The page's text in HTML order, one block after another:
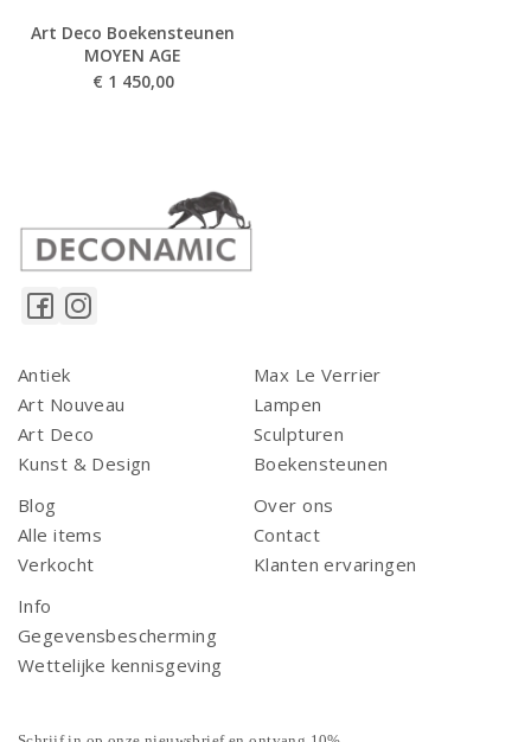
Art Deco Boekensteunen
MOYEN AGE
€ 1 450,00
Antiek
Art Nouveau
Art Deco
Kunst & Design
Max Le Verrier
Lampen
Sculpturen
Boekensteunen
Blog
Alle items
Verkocht
Over ons
Contact
Klanten ervaringen
Info
Gegevensbescherming
Wettelijke kennisgeving